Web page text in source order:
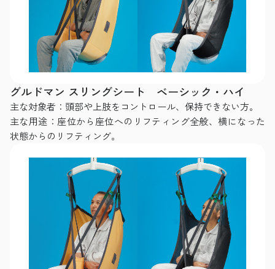
グルドマン スリングシート ベーシック・ハイ
主な対象者：頭部や上肢をコントロール、保持できない方。
主な用途：座位から座位へのリフティング全般、横になった
状態からのリフティング。